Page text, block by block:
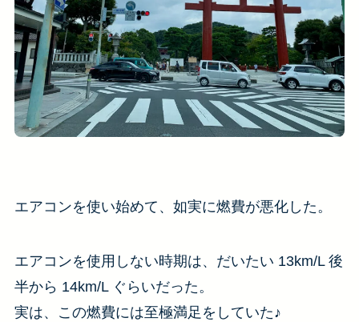
エアコンを使い始めて、如実に燃費が悪化した。
エアコンを使用しない時期は、だいたい 13km/L 後
半から 14km/L ぐらいだった。
実は、この燃費には至極満足をしていた♪